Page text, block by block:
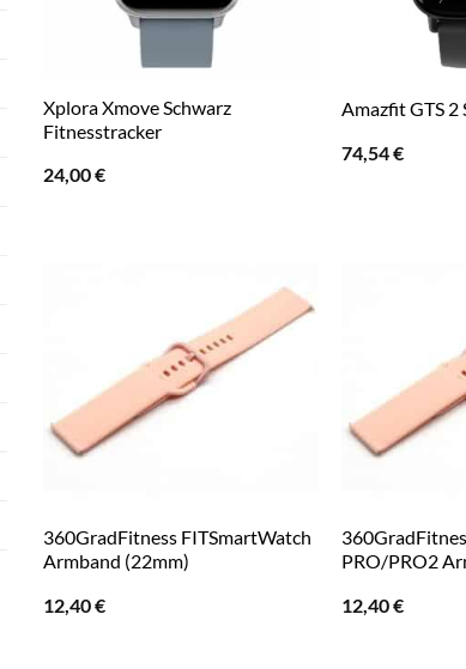
Xplora Xmove Schwarz
Fitnesstracker
24,00€
Amazfit GTS 2
74,54€
360GradFitness FITSmartWatch
Armband (22mm)
12,40€
PRO/PRO2
12,40€